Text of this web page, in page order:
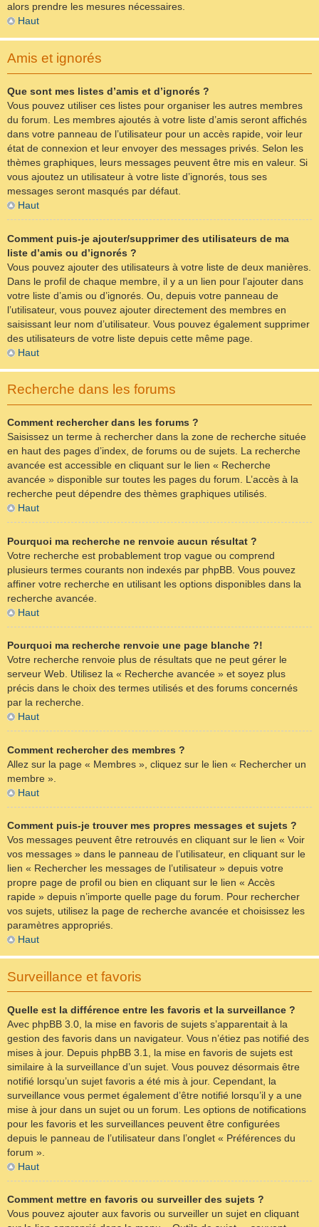
alors prendre les mesures nécessaires.
Haut
Amis et ignorés
Que sont mes listes d’amis et d’ignorés ?
Vous pouvez utiliser ces listes pour organiser les autres membres
du forum. Les membres ajoutés à votre liste d’amis seront affichés
dans votre panneau de l’utilisateur pour un accès rapide, voir leur
état de connexion et leur envoyer des messages privés. Selon les
thèmes graphiques, leurs messages peuvent être mis en valeur. Si
vous ajoutez un utilisateur à votre liste d’ignorés, tous ses
messages seront masqués par défaut.
Haut
Comment puis-je ajouter/supprimer des utilisateurs de ma
liste d’amis ou d’ignorés ?
Vous pouvez ajouter des utilisateurs à votre liste de deux manières.
Dans le profil de chaque membre, il y a un lien pour l’ajouter dans
votre liste d’amis ou d’ignorés. Ou, depuis votre panneau de
l’utilisateur, vous pouvez ajouter directement des membres en
saisissant leur nom d’utilisateur. Vous pouvez également supprimer
des utilisateurs de votre liste depuis cette même page.
Haut
Recherche dans les forums
Comment rechercher dans les forums ?
Saisissez un terme à rechercher dans la zone de recherche située
en haut des pages d’index, de forums ou de sujets. La recherche
avancée est accessible en cliquant sur le lien « Recherche
avancée » disponible sur toutes les pages du forum. L’accès à la
recherche peut dépendre des thèmes graphiques utilisés.
Haut
Pourquoi ma recherche ne renvoie aucun résultat ?
Votre recherche est probablement trop vague ou comprend
plusieurs termes courants non indexés par phpBB. Vous pouvez
affiner votre recherche en utilisant les options disponibles dans la
recherche avancée.
Haut
Pourquoi ma recherche renvoie une page blanche ?!
Votre recherche renvoie plus de résultats que ne peut gérer le
serveur Web. Utilisez la « Recherche avancée » et soyez plus
précis dans le choix des termes utilisés et des forums concernés
par la recherche.
Haut
Comment rechercher des membres ?
Allez sur la page « Membres », cliquez sur le lien « Rechercher un
membre ».
Haut
Comment puis-je trouver mes propres messages et sujets ?
Vos messages peuvent être retrouvés en cliquant sur le lien « Voir
vos messages » dans le panneau de l’utilisateur, en cliquant sur le
lien « Rechercher les messages de l’utilisateur » depuis votre
propre page de profil ou bien en cliquant sur le lien « Accès
rapide » depuis n’importe quelle page du forum. Pour rechercher
vos sujets, utilisez la page de recherche avancée et choisissez les
paramètres appropriés.
Haut
Surveillance et favoris
Quelle est la différence entre les favoris et la surveillance ?
Avec phpBB 3.0, la mise en favoris de sujets s’apparentait à la
gestion des favoris dans un navigateur. Vous n’étiez pas notifié des
mises à jour. Depuis phpBB 3.1, la mise en favoris de sujets est
similaire à la surveillance d’un sujet. Vous pouvez désormais être
notifié lorsqu’un sujet favoris a été mis à jour. Cependant, la
surveillance vous permet également d’être notifié lorsqu’il y a une
mise à jour dans un sujet ou un forum. Les options de notifications
pour les favoris et les surveillances peuvent être configurées
depuis le panneau de l’utilisateur dans l’onglet « Préférences du
forum ».
Haut
Comment mettre en favoris ou surveiller des sujets ?
Vous pouvez ajouter aux favoris ou surveiller un sujet en cliquant